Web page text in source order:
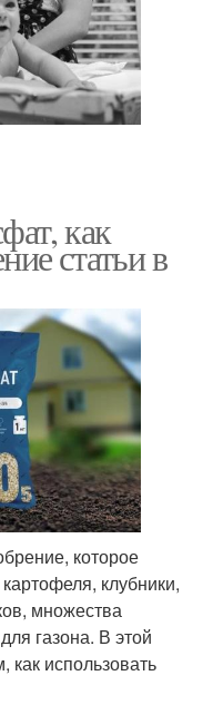
как
статьи в
которое
клубники,
множества
газона. В этой
использовать